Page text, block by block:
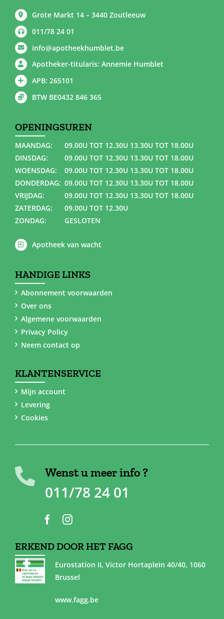
Grote Markt 14 – 3440 Zoutleeuw
011/78 24 01
info@apotheekhumblet.be
Apotheker-titularis: Annemie Humblet
APB: 265101
BTW BE0432 846 365
OPENINGSUREN
MAANDAG:
09.00U TOT 12.30U 13.30U TOT 18.00U
DINSDAG:
09.00U TOT 12.30U 13.30U TOT 18.00U
WOENSDAG:
09.00U TOT 12.30U 13.30U TOT 18.00U
DONDERDAG: 09.00U TOT 12.30U 13.30U TOT 18.00U
VRIJDAG:
09.00U TOT 12.30U 13.30U TOT 18.00U
ZATERDAG:
09.00U TOT 12.30U
ZONDAG:
GESLOTEN
Apotheek van wacht
HANDIGE LINKS
Abonnement voorwaarden
Over ons
Algemene voorwaarden
Privacy Policy
Neem contact op
KLANTENSERVICE
Mijn account
Levering
Cookies
Wenst u meer info ?
011/78 24 01
ERKEND DOOR HET FAGG
Eurostation II, Victor Hortaplein 40/40, 1060
Brussel
www.fagg.be